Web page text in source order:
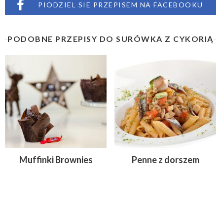
PIODZIEL SIE PRZEPISEM NA FACEBOOKU
PODOBNE PRZEPISY DO SURÓWKA Z CYKORIĄ
Muffinki Brownies Penne z dorszem